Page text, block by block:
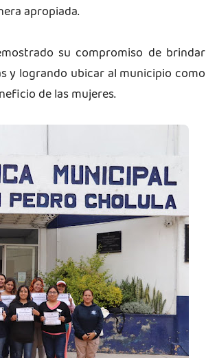
apropiada.
su compromiso de brindar
y logrando ubicar al municipio como
de las mujeres.